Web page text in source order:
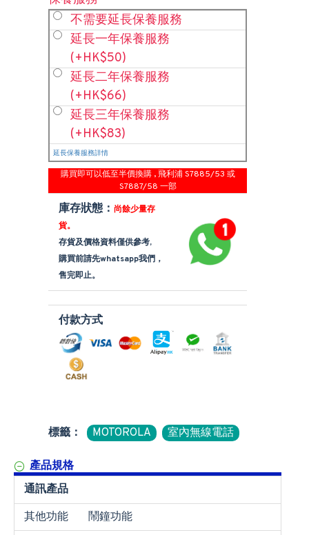
不需要延長保養服務
延長一年保養服務
(+HK$50)
延長二年保養服務
(+HK$66)
延長三年保養服務
(+HK$83)
延長保養服務詳情
購買即可以低至半價換購 , 飛利浦 S7885/53 或
S7887/58 一部
庫存狀態： 尚餘少量存
貨。
存貨及價格資料僅供參考,
購買前請先whatsapp我們，
售完即止。
付款方式
標籤： MOTOROLA 室內無線電話
產品規格
通訊產品
其他功能
鬧鐘功能